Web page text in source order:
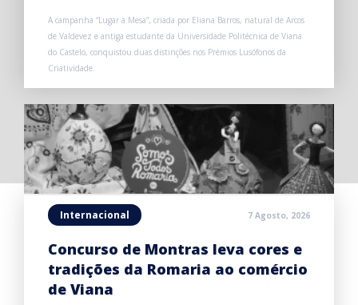
A campanha “Lugar à Mesa”, criada por Eliana Barros, natural de Arcos
de Valdevez e antiga estudante da Universidade Politécnica de Viana
do Castelo, conquistou duas distinções nos Prémios Lusófonos da
Criatividade.
Internacional 7 Agosto, 2026
Concurso de Montras leva cores e
tradições da Romaria ao comércio
de Viana